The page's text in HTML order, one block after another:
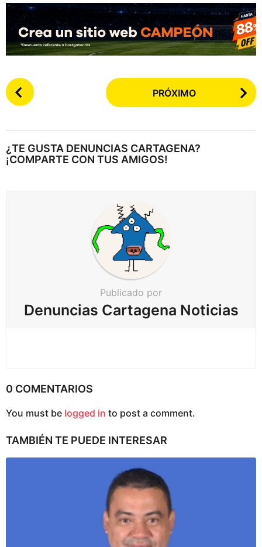
P
o
e
a
PRÓXIMO
¿TE GUSTA DENUNCIAS CARTAGENA?
¡COMPARTE CON TUS AMIGOS!
Publicado por
Denuncias Cartagena Noticias
0 COMENTARIOS
You must be logged in to post a comment.
TAMBIÉN TE PUEDE INTERESAR